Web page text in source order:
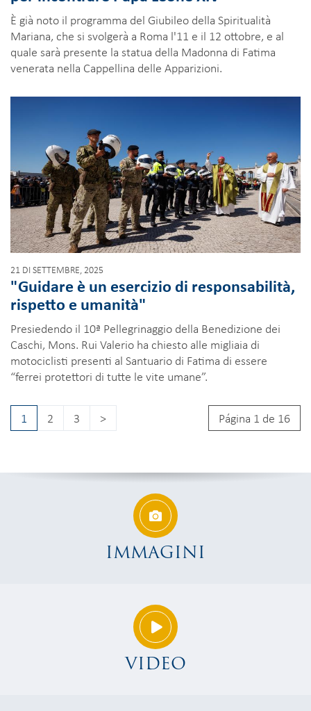
È già noto il programma del Giubileo della Spiritualità
Mariana, che si svolgerà a Roma l'11 e il 12 ottobre, e al
quale sarà presente la statua della Madonna di Fatima
venerata nella Cappellina delle Apparizioni.
21 DI SETTEMBRE, 2025
"Guidare è un esercizio di responsabilità,
rispetto e umanità"
Presiedendo il 10ª Pellegrinaggio della Benedizione dei
Caschi, Mons. Rui Valerio ha chiesto alle migliaia di
motociclisti presenti al Santuario di Fatima di essere
“ferrei protettori di tutte le vite umane”.
1 2 3 > Página 1 de 16
IMMAGINI
VIDEO